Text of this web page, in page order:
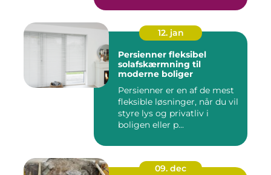
12. jan
Persienner fleksibel
solafskærmning til
moderne boliger
Persienner er en af de mest
fleksible løsninger, når du vil
styre lys og privatliv i
boligen eller p...
09. dec